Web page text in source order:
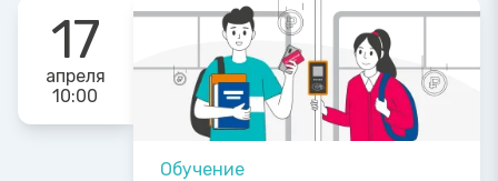
17
апреля
10:00
Обучение